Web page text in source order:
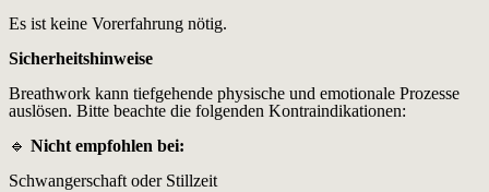
Es ist keine Vorerfahrung nötig.
Sicherheitshinweise
Breathwork kann tiefgehende physische und emotionale Prozesse
auslösen. Bitte beachte die folgenden Kontraindikationen:
🔹 Nicht empfohlen bei:
Schwangerschaft oder Stillzeit